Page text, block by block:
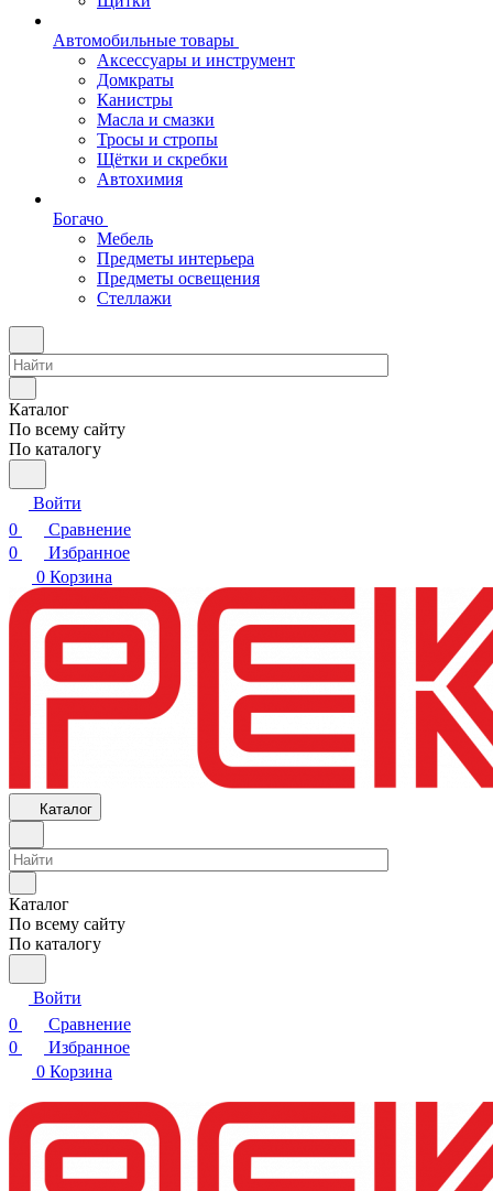
Автомобильные товары
Аксессуары и инструмент
Домкраты
Канистры
Масла и смазки
Тросы и стропы
Щётки и скребки
Автохимия
Богачо
Мебель
Предметы интерьера
Предметы освещения
Стеллажи
Каталог
По всему сайту
По каталогу
Войти
0
Сравнение
0
Избранное
0 Корзина
Каталог
Каталог
По всему сайту
По каталогу
Войти
0
Сравнение
0
Избранное
0 Корзина